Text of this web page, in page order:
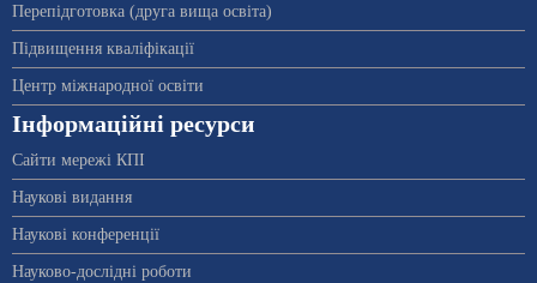
Перепідготовка (друга вища освіта)
Підвищення кваліфікації
Центр міжнародної освіти
Інформаційні ресурси
Сайти мережі КПІ
Наукові видання
Наукові конференції
Науково-дослідні роботи